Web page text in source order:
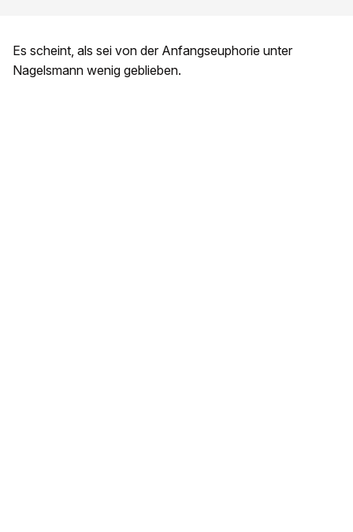
Es scheint, als sei von der Anfangseuphorie unter
Nagelsmann wenig geblieben.